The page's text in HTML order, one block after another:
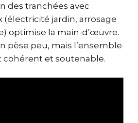
des tranchées avec
(électricité jardin, arrosage
optimise la main-d’œuvre.
pèse peu, mais l’ensemble
et soutenable.